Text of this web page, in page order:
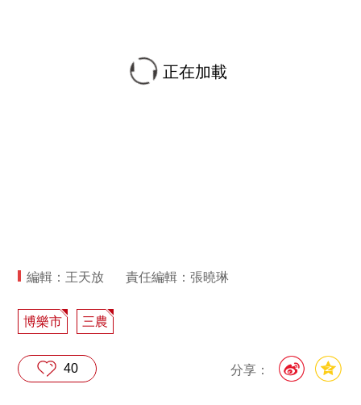
正在加載
編輯：王天放 責任編輯：張曉琳
博樂市 三農
分享：
40